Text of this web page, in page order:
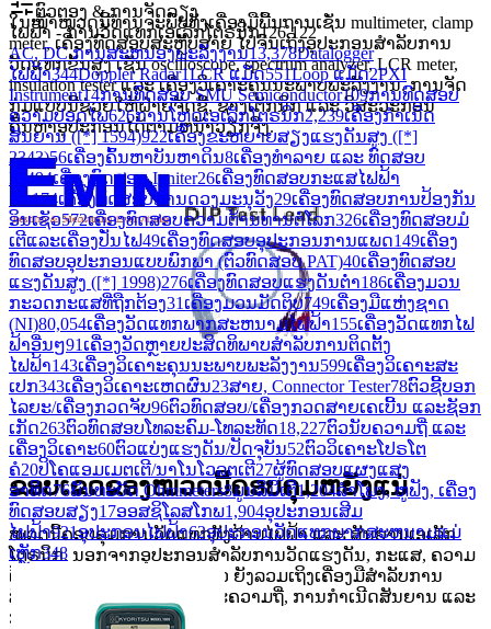
ໃນໜ້າໝວດນີ້ທ່ານຈະພົບທັງເຄື່ອງມືພື້ນຖານເຊັ່ນ multimeter, clamp
meter, ເຄື່ອງທົດສອບສະຫຼັບສາຍ ໄປຈົນເຖິງອຸປະກອນສໍາລັບການ
ວັດແທກຂັ້ນສູງ ເຊັ່ນ oscilloscope, spectrum analyzer, LCR meter,
insulation tester ແລະ ເຄື່ອງວິເຄາະຄຸນນະພາບພະລັງງານ. ການຈັດ
ກຸ່ມແບບນີ້ຊ່ວຍໃຫ້ຝ່າຍຈັດຊື້, ຊ່າງເຕັກນິກ ແລະ ວິສະວະກອນ
ຄົ້ນຫາອຸປະກອນໄດ້ຕາມຫນ້າວຽກຈິງ.
ຂອບເຂດຂອງໝວດນີ້ຄອບຄຸມຫຍັງແນ່
ໝວດນີ້ຄອບຄຸມການວັດແທກທັງດ້ານໄຟຟ້າ ແລະ ສັນຍານເອເລັກ
ໂຕຣນິກ. ນອກຈາກອຸປະກອນສໍາລັບການວັດແຮງດັນ, ກະແສ, ຄວາມ
ຕ້ານທານ ຫຼື ຄ່າ insulation ແລ້ວ ຍັງລວມເຖິງເຄື່ອງມືສໍາລັບການ
ສັງເກດ waveform, ການວິເຄາະຄວາມຖີ່, ການກໍາເນີດສັນຍານ ແລະ
ການທົດສອບຄວາມປອດໄພ.
ຕົວຕອງ & ການຈັດລຽງ
ໄຟຟ້າ - ການວັດແທກເອເລັກໂຕຣນິກ126,122
AC, DC ການສະຫນອງພະລັງງານ13,378Datalogger
ໄຟຟ້າ344Doppler Radar1LCR ແມັດ551Loop ແມັດ2PXI
Instrument14ການທົດສອບ SMU Semiconductor109ການທົດສອບ
ຄວາມປອດໄພ626ການໂຫຼດເອເລັກໂຕຣນິກ2,239ເຄື່ອງກໍາເນີດ
ສັນຍານ ([*] 1594)922ເຄື່ອງຂະຫຍາຍສຽງແຮງດັນສູງ ([*]
2343)56ເຄື່ອງຄົ້ນຫາບັນຫາດິນ8ເຄື່ອງທໍາລາຍ ແລະ ທົດສອບ
IC494ເຄື່ອງທົດສອບ Igniter26ເຄື່ອງທົດສອບກະແສໄຟຟ້າ
ຮົ່ວ174ເຄື່ອງທົດສອບການດວງມະນຸວັງ29ເຄື່ອງທົດສອບການປ້ອງກັນ
ອິນເຊັວ572ເຄື່ອງທົດສອບຄວາມຕ້ານທານຕໍ່ໂລກ326ເຄື່ອງທົດສອບມໍ
ເຕີແລະເຄື່ອງປັ່ນໄຟ49ເຄື່ອງ​ທົດ​ສອບ​ອຸ​ປະ​ກອນ​ການ​ແພດ​149ເຄື່ອງ
ທົດສອບອຸປະກອນແບບພົກພາ (ຕົວທົດສອບ PAT)40ເຄື່ອງທົດສອບ
ແຮງດັນສູງ ([*] 1998)276ເຄື່ອງທົດສອບແຮງດັນຕໍ່າ186ເຄື່ອງມວນ
ກະວດກະແສທີ່ຖືກຕ້ອງ31 ເຄື່ອງມວນມັດຕິບ749ເຄື່ອງ​ມື​ແຫ່ງ​ຊາດ
(NI)80,054ເຄື່ອງວັດແທກພາກສະຫນາມໄຟຟ້າ155ເຄື່ອງວັດແທກໄຟ
ຟ້າອື່ນໆ91 ເຄື່ອງວັດຫຼາຍປະສິດທິພາບສໍາລັບການຕິດຕັ້ງ
ໄຟຟ້າ143ເຄື່ອງວິເຄາະຄຸນນະພາບພະລັງງານ599ເຄື່ອງວິເຄາະສະ
ເປກ343ເຄື່ອງວິເຄາະເຫດຜົນ23ສາຍ, Connector Tester78ຕົວຊີ້ບອກ
ໄລຍະ/ເຄື່ອງກວດຈັບ96ຕົວທົດສອບ/ເຄື່ອງກວດສາຍເຄເບີ້ນ ແລະຊັອກ
ເກັດ263ຕົວທົດສອບໂທລະຄົມ-ໂທລະທັດ18,227ຕົວນັບຄວາມຖີ່ ແລະ
ເຄື່ອງວິເຄາະ60ຕົວແບ່ງແຮງດັນ/ປັດຈຸບັນ52ຕົວວິເຄາະໂປຣໂຕ
ຄໍ20ປິໂຄແອມເມຕເຕີ/ນາໂນໂວລຕເຕີ27ຜູ້ທົດສອບແຜງແສງ
ອາທິດ76ພັນທະບັດ Ohmmeters8ມູນລິມິເຕີ1,204ລຳໂພງ, ຫູຟັງ, ເຄື່ອງ
ທົດສອບສຽງ17ອອສຊິໂລສໂກພ1,904ອຸປະກອນເສີມ
ໄຟຟ້າ921ອຸປະກອນໄຟຟ້າ62ອຸປະກອນວັດແທກພາກສະຫນາມແມ່
ເຫຼັກ348